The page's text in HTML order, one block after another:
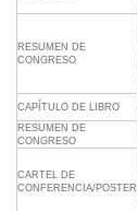
RESUMEN DE
CONGRESO
CAPÍTULO DE LIBRO
RESUMEN DE
CONGRESO
CARTEL DE
CONFERENCIA/POSTER